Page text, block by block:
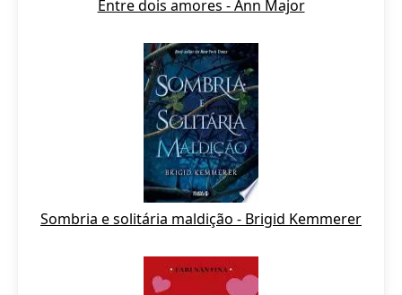
Entre dois amores - Ann Major
Sombria e solitária maldição - Brigid Kemmerer